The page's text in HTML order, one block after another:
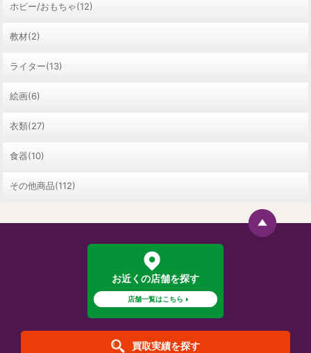
ホビー/おもちゃ(12)
教材(2)
ライター(13)
絵画(6)
衣類(27)
食器(10)
その他商品(112)
お近くの店舗を探す
店舗一覧はこちら
買取実績を探す